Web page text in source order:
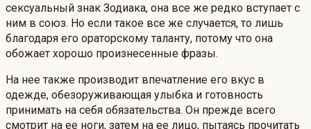
сексуальный знак Зодиака, она все же редко вступает с
ним в союз. Но если такое все же случается, то лишь
благодаря его ораторскому таланту, потому что она
обожает хорошо произнесенные фразы.
На нее также производит впечатление его вкус в
одежде, обезоруживающая улыбка и готовность
принимать на себя обязательства. Он прежде всего
смотрит на ее ноги, затем на ее лицо, пытаясь прочитать